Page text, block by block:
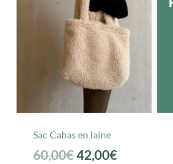
12,00€. 8,40€.
Sac Cabas en laine
60,00€Le
42,00€Le